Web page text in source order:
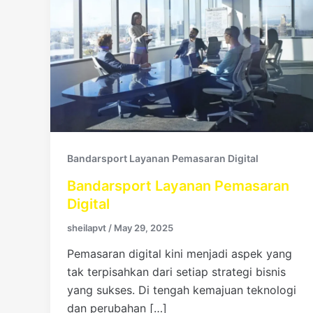
Bandarsport Layanan Pemasaran Digital
Bandarsport Layanan Pemasaran
Digital
sheilapvt / May 29, 2025
Pemasaran digital kini menjadi aspek yang
tak terpisahkan dari setiap strategi bisnis
yang sukses. Di tengah kemajuan teknologi
dan perubahan […]